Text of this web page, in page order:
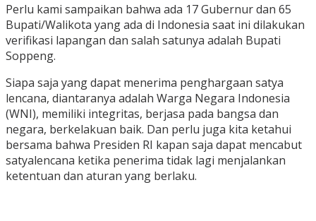
Perlu kami sampaikan bahwa ada 17 Gubernur dan 65
Bupati/Walikota yang ada di Indonesia saat ini dilakukan
verifikasi lapangan dan salah satunya adalah Bupati
Soppeng.
Siapa saja yang dapat menerima penghargaan satya
lencana, diantaranya adalah Warga Negara Indonesia
(WNI), memiliki integritas, berjasa pada bangsa dan
negara, berkelakuan baik. Dan perlu juga kita ketahui
bersama bahwa Presiden RI kapan saja dapat mencabut
satyalencana ketika penerima tidak lagi menjalankan
ketentuan dan aturan yang berlaku.